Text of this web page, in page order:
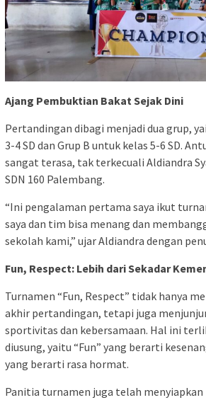
Ajang Pembuktian Bakat Sejak Dini
Pertandingan dibagi menjadi dua grup,
3-4 SD dan Grup B untuk kelas 5-6 SD.
sangat terasa, tak terkecuali Aldiandra
SDN 160 Palembang.
“Ini pengalaman pertama saya ikut
saya dan tim bisa menang dan
sekolah kami,” ujar Aldiandra dengan
Fun, Respect: Lebih dari Sekadar
Turnamen “Fun, Respect” tidak hanya
akhir pertandingan, tetapi juga
sportivitas dan kebersamaan. Hal ini
diusung, yaitu “Fun” yang berarti
yang berarti rasa hormat.
Panitia turnamen juga telah menyiapkan